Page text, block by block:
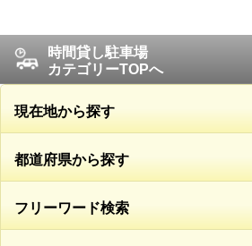
時間貸し駐車場
カテゴリーTOPへ
現在地から探す
都道府県から探す
フリーワード検索